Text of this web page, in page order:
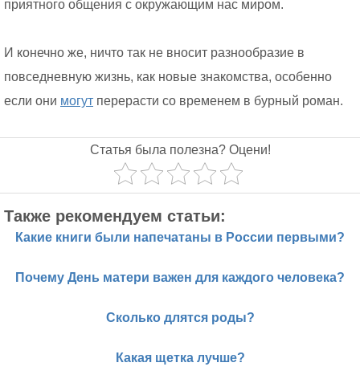
приятного общения с окружающим нас миром.
И конечно же, ничто так не вносит разнообразие в
повседневную жизнь, как новые знакомства, особенно
если они могут перерасти со временем в бурный роман.
Статья была полезна? Оцени!
Также рекомендуем статьи:
Какие книги были напечатаны в России первыми?
Почему День матери важен для каждого человека?
Сколько длятся роды?
Какая щетка лучше?